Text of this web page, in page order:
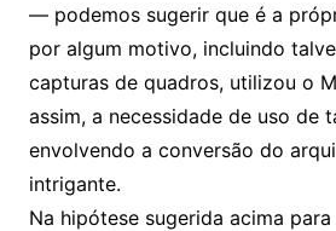
— podemos sugerir que é a
por algum motivo, incluindo
capturas de quadros, utilizou o
assim, a necessidade de uso de
envolvendo a conversão do
intrigante.
Na hipótese sugerida acima